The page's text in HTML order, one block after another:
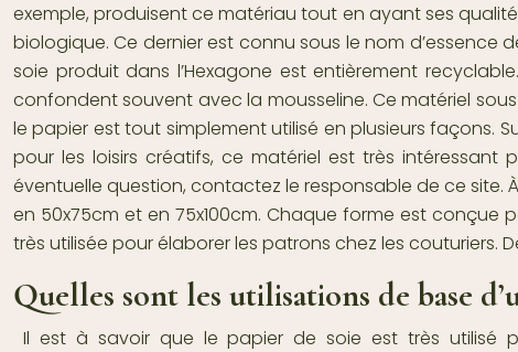
exemple, produisent ce matériau tout en ayant ses
biologique. Ce dernier est connu sous le nom d’essence
soie produit dans l’Hexagone est entièrement
confondent souvent avec la mousseline. Ce matériel
le papier est tout simplement utilisé en plusieurs façons.
pour lesloisirs créatifs, ce matériel est très intéressant
éventuelle question,contactez le responsable de ce site.
en 50x75cm et en 75x100cm. Chaque forme est conçue
très utilisée pour élaborer les patrons chez les couturiers.
Quelles sont les utilisations de base
Il est à savoir que le papier de soie est très utilisé